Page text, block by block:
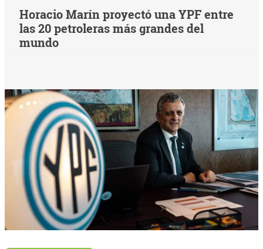
Horacio Marín proyectó una YPF entre
las 20 petroleras más grandes del
mundo